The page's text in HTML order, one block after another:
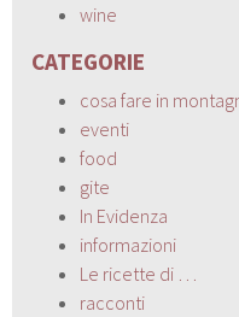
wine
CATEGORIE
cosa fare in
eventi
food
gite
In Evidenza
informazioni
Le ricette di …
racconti